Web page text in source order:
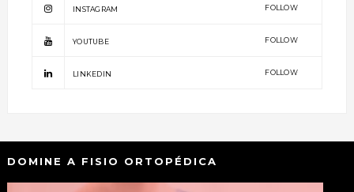
INSTAGRAM FOLLOW
YOUTUBE FOLLOW
LINKEDIN FOLLOW
DOMINE A FISIO ORTOPÉDICA